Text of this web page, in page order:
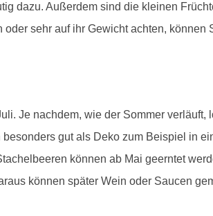
dazu. Außerdem sind die kleinen
sehr auf ihr Gewicht achten, können
Je nachdem, wie der Sommer verläuft,
gut als Deko zum Beispiel in
können ab Mai geerntet
können später Wein oder Saucen